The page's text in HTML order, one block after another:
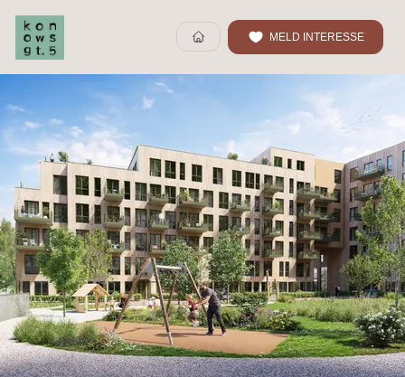
MELD INTERESSE